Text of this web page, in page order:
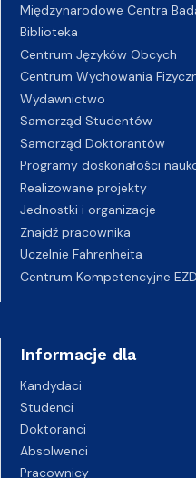
Międzynarodowe Centra
Biblioteka
Centrum Języków Obcych
Centrum Wychowania
Wydawnictwo
Samorząd Studentów
Samorząd Doktorantów
Programy doskonałości
Realizowane projekty
Jednostki i organizacje
Znajdź pracownika
Uczelnie Fahrenheita
Centrum Kompetencyjne EZD
Informacje dla
Kandydaci
Studenci
Doktoranci
Absolwenci
Pracownicy